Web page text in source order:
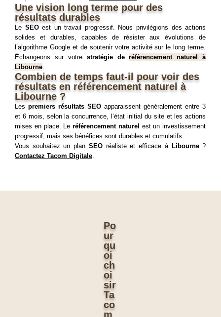
Une vision long terme pour des
résultats durables
Le SEOest un travail progressif. Nous privilégions des actions
solides et durables, capables de résister aux évolutions de
l’algorithme Google et de soutenir votre activité sur le long terme.
Échangeons sur votrestratégie deréférencement naturel à
Libourne.
Combien de temps faut-il pour voir des
résultats en référencement naturel à
Libourne ?
Les premiers résultats SEO apparaissent généralement entre 3
et 6 mois, selon la concurrence, l’état initial du site et les actions
mises en place. Le référencement naturel est un investissement
progressif, mais ses bénéfices sont durables et cumulatifs.
Vous souhaitez un plan SEO réaliste et efficace à Libourne
Contactez Tacom Digitale.
Po
ur
qu
oi
ch
oi
sir
Ta
co
m